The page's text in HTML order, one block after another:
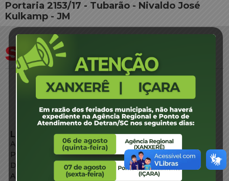
Portaria 2153/17 - Tubarão - Nivaldo José
Kulkamp - JM
LINKS EXTERNOS
Agência de Notícias
Portal de Serviços
Diário Oficial
Acesso à Informação